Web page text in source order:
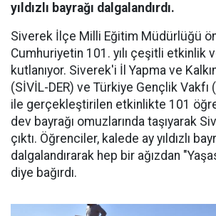
yıldızlı bayrağı dalgalandırdı.
Siverek İlçe Milli Eğitim Müdürlüğü
Cumhuriyetin 101. yılı çeşitli etkinlik
kutlanıyor. Siverek'i İl Yapma ve
(SİVİL-DER) ve Türkiye Gençlik Vakfı
ile gerçekleştirilen etkinlikte 101
dev bayrağı omuzlarında taşıyarak
çıktı. Öğrenciler, kalede ay yıldızlı
dalgalandırarak hep bir ağızdan
diye bağırdı.